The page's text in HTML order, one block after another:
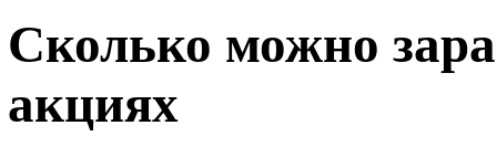
Сколько можно
акциях